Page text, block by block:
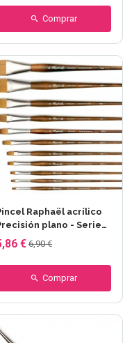
Comprar
Raphaël acrílico
plano - Serie
€ 6,90 €
Comprar